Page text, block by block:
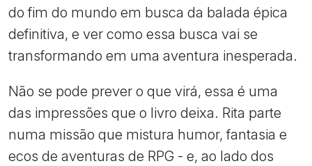
do fim do mundo em busca da balada épica
definitiva, e ver como essa busca vai se
transformando em uma aventura inesperada.
Não se pode prever o que virá, essa é uma
das impressões que o livro deixa. Rita parte
numa missão que mistura humor, fantasia e
ecos de aventuras de RPG - e, ao lado dos